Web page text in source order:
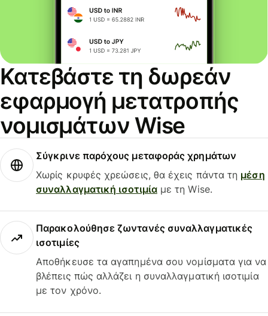
Κατεβάστε τη δωρεάν
εφαρμογή μετατροπής
νομισμάτων Wise
Σύγκρινε παρόχους μεταφοράς χρημάτων
Χωρίς κρυφές χρεώσεις, θα έχεις πάντα τη μέση
συναλλαγματική ισοτιμίαμε τη Wise.
Παρακολούθησε ζωντανές συναλλαγματικές
ισοτιμίες
Αποθήκευσε τα αγαπημένα σου νομίσματα για να
βλέπεις πώς αλλάζει η συναλλαγματική ισοτιμία
με τον χρόνο.